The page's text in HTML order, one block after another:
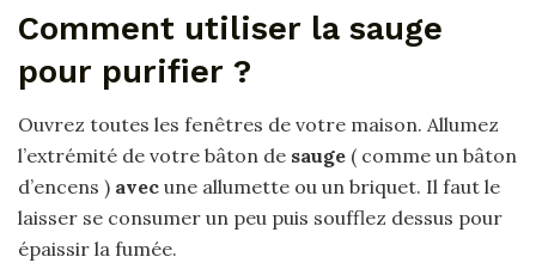
Comment utiliser la sauge
pour purifier ?
Ouvrez toutes les fenêtres de votre maison. Allumez
l’extrémité de votre bâton de sauge ( comme un bâton
d’encens ) avec une allumette ou un briquet. Il faut le
laisser se consumer un peu puis soufflez dessus pour
épaissir la fumée.